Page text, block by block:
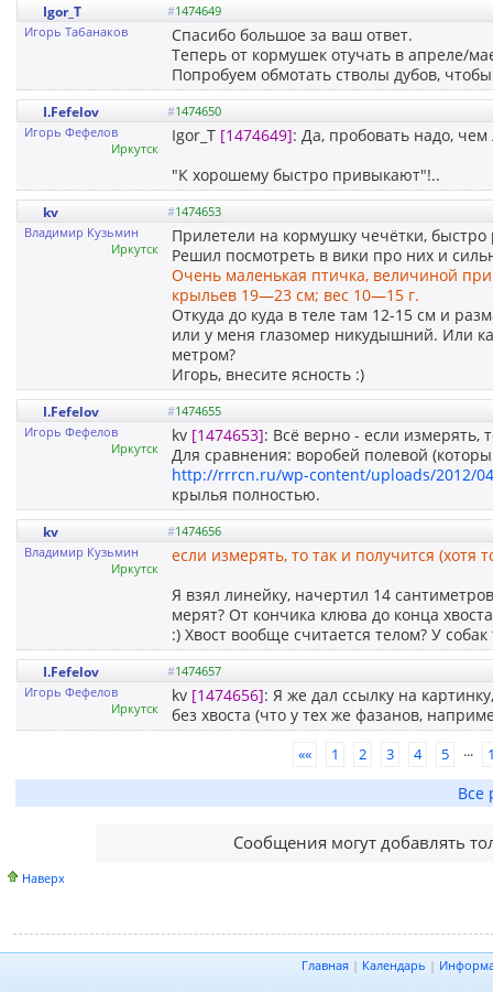
Igor_T #1474649
Игорь Табанаков
Спасибо большое за ваш ответ.
Теперь от кормушек отучать в апреле/
Попробуем обмотать стволы дубов,
I.Fefelov #1474650
Игорь Фефелов
Иркутск
Igor_T [1474649]: Да, пробовать надо,
"К хорошему быстро привыкают"!..
kv #1474653
Владимир Кузьмин
Иркутск
Прилетели на кормушку чечётки, быстро
Решил посмотреть в вики про них и
Очень маленькая птичка, величиной
крыльев 19—23 см; вес 10—15 г.
Откуда до куда в теле там 12-15 см и
или у меня глазомер никудышний. Или
метром?
Игорь, внесите ясность :)
I.Fefelov #1474655
Игорь Фефелов
Иркутск
kv [1474653]: Всё верно - если измерять,
Для сравнения: воробей полевой
http://rrrcn.ru/wp-content/uploads/2012/
крылья полностью.
kv #1474656
Владимир Кузьмин
Иркутск
если измерять, то так и получится (хотя
Я взял линейку, начертил 14
мерят? От кончика клюва до конца
:) Хвост вообще считается телом? У
I.Fefelov #1474657
Игорь Фефелов
Иркутск
kv [1474656]: Я же дал ссылку на
без хвоста (что у тех же фазанов,
«« 1 2 3 4 5 ...
Все
Сообщения могут добавлять
Наверх
Главная | Календарь |